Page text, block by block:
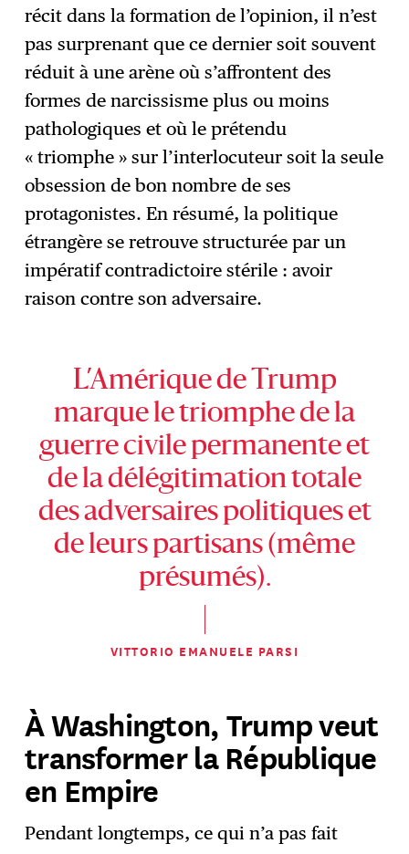
récit dans la formation de l’opinion, il n’est
pas surprenant que ce dernier soit souvent
réduit à une arène où s’affrontent des
formes de narcissisme plus ou moins
pathologiques et où le prétendu
« triomphe » sur l’interlocuteur soit la seule
obsession de bon nombre de ses
protagonistes. En résumé, la politique
étrangère se retrouve structurée par un
impératif contradictoire stérile : avoir
raison contre son adversaire.
L’Amérique de Trump
marque le triomphe de la
guerre civile permanente et
de la délégitimation totale
des adversaires politiques et
de leurs partisans (même
présumés).
VITTORIO EMANUELE PARSI
À Washington, Trump veut
transformer la République
en Empire
Pendant longtemps, ce qui n’a pas fait